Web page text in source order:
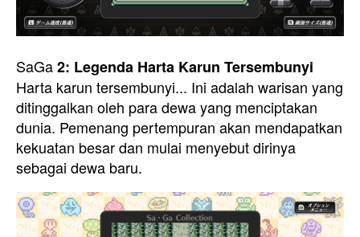
SaGa2: Legenda Harta Karun Tersembunyi
Harta karun tersembunyi... Ini adalah warisan yang
ditinggalkan oleh para dewa yang menciptakan
dunia. Pemenang pertempuran akan mendapatkan
kekuatan besar dan mulai menyebut dirinya
sebagai dewa baru.